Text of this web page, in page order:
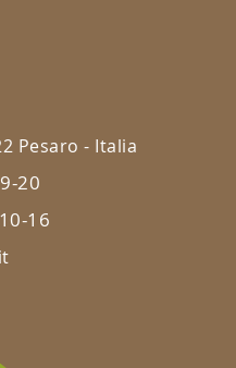
Pesaro - Italia
20
16